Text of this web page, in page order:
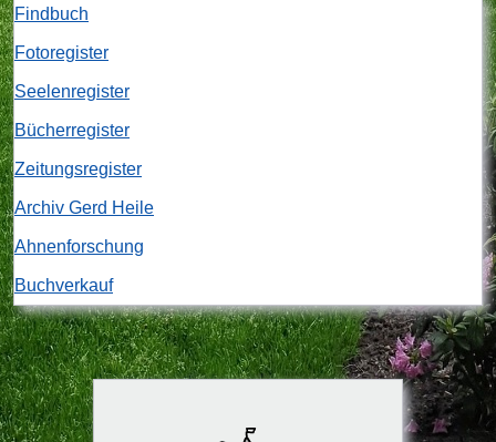
Findbuch
Fotoregister
Seelenregister
Bücherregister
Zeitungsregister
Archiv Gerd Heile
Ahnenforschung
Buchverkauf